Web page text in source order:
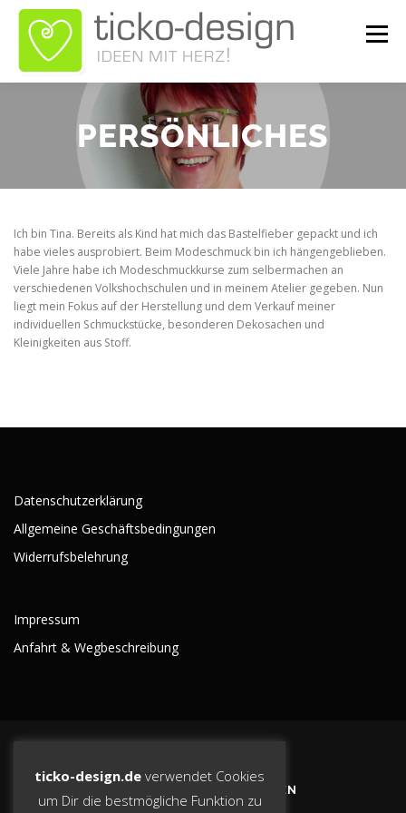
Zum
springen
Menü
ÜBER TICKO-DESIGN LEISTUNGEN
SHOP
PERSÖNLICHES
Ich bin Tina. Bereits als Kind hat mich das Bastelfieber gepackt und ich
habe vieles ausprobiert. Beim Modeschmuck bin ich hängengeblieben.
Viele Jahre habe ich Modeschmuckkurse zum selbermachen an
verschiedenen Volkshochschulen und in meinem Atelier gegeben. Nun
liegt mein Fokus auf der Herstellung und dem Verkauf meiner
individuellen Schmuckstücke, besonderen Dekosachen und
Kleinigkeiten aus Stoff.
Datenschutzerklärung
Allgemeine Geschäftsbedingungen
Widerrufsbelehrung
Impressum
Anfahrt & Wegbeschreibung
BLEIBE AUF DEM LAUFENDEN
ticko-design.de verwendet Cookies
um Dir die bestmögliche Funktion zu